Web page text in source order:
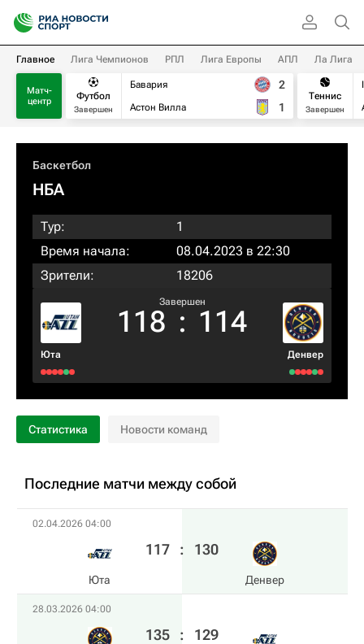
Главное Лига Чемпионов РПЛ Лига Европы АПЛ Ла Лига
Матч-
центр
Футбол
Завершен
Бавария
Астон Вилла
2
1
Теннис
Завершен
Баскетбол
НБА
Тур:
1
Время начала:
08.04.2023 в 22:30
Зрители:
18206
Юта
Завершен
118 : 114
Денвер
Статистика Новости команд
Последние матчи между собой
02.04.2026 04:00
Юта
117 : 130
Денвер
28.03.2026 04:00
135 : 129